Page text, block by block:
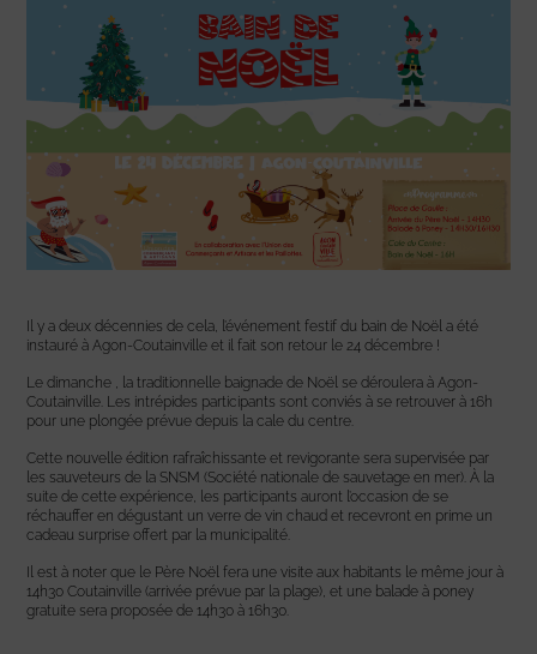
Il y a deux décennies de cela, l’événement festif du bain de Noël a été
instauré à Agon-Coutainville et il fait son retour le 24 décembre !
Le dimanche , la traditionnelle baignade de Noël se déroulera à Agon-
Coutainville. Les intrépides participants sont conviés à se retrouver à 16h
pour une plongée prévue depuis la cale du centre.
Cette nouvelle édition rafraîchissante et revigorante sera supervisée par
les sauveteurs de la SNSM (Société nationale de sauvetage en mer). À la
suite de cette expérience, les participants auront l’occasion de se
réchauffer en dégustant un verre de vin chaud et recevront en prime un
cadeau surprise offert par la municipalité.
Il est à noter que le Père Noël fera une visite aux habitants le même jour à
14h30 Coutainville (arrivée prévue par la plage), et une balade à poney
gratuite sera proposée de 14h30 à 16h30.